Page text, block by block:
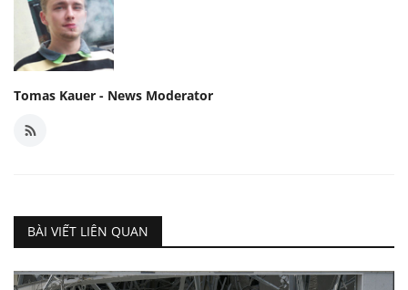
Tomas Kauer - News Moderator
BÀI VIẾT LIÊN QUAN